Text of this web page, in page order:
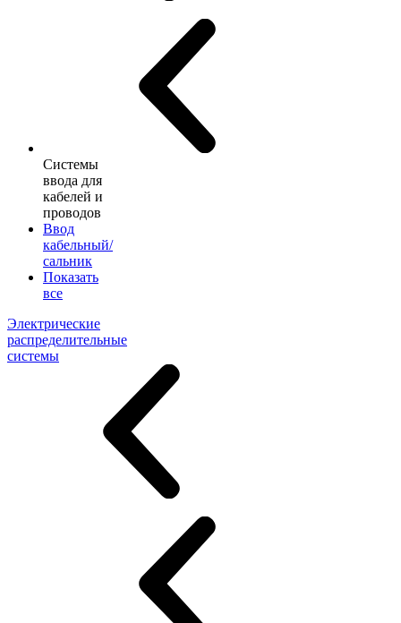
Системы
ввода для
кабелей и
проводов
Ввод
кабельный/
сальник
Показать
все
Электрические
распределительные
системы